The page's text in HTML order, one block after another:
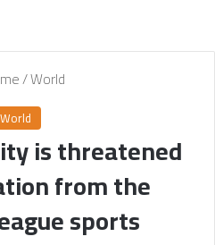
/World
World
is threatened
from the
sports